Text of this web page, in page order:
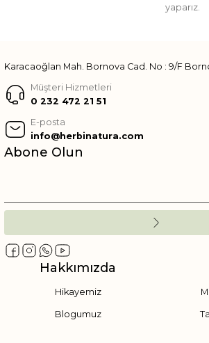
yaparız.
Karacaoğlan Mah. Bornova Cad. No : 9/F
Müşteri Hizmetleri
0 232 472 21 51
E-posta
info@herbinatura.com
Hakkımızda
Hikayemiz
Blogumuz
Abone Olun